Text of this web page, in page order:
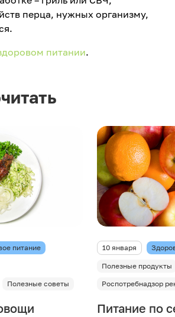
перца, нужных организму,
питании.
питание
Полезные советы
10 января
Полезные продукты
Роспотребнадзор
Питание по